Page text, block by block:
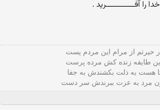
را آفــــــــــــــرید .
حیرتم از مرام این مردم پست
این طایفه زنده کش مرده پرست
هست به ذلت بکشندش به جفا
مرد به عزت ببرندش سر دست